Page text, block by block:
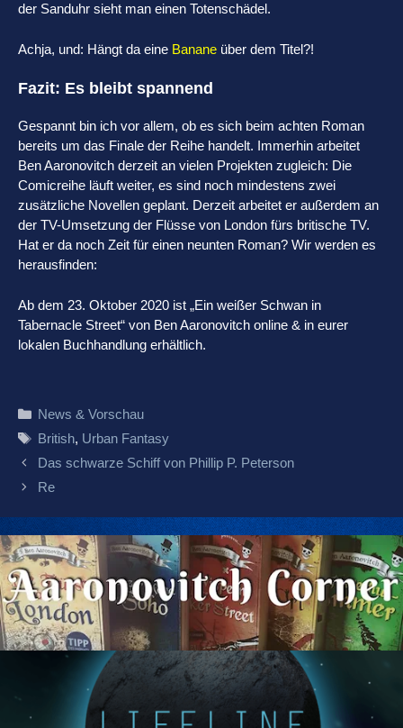
der Sanduhr sieht man einen Totenschädel.
Achja, und: Hängt da eine Banane über dem Titel?!
Fazit: Es bleibt spannend
Gespannt bin ich vor allem, ob es sich beim achten Roman
bereits um das Finale der Reihe handelt. Immerhin arbeitet
Ben Aaronovitch derzeit an vielen Projekten zugleich: Die
Comicreihe läuft weiter, es sind noch mindestens zwei
zusätzliche Novellen geplant. Derzeit arbeitet er außerdem an
der TV-Umsetzung der Flüsse von London fürs britische TV.
Hat er da noch Zeit für einen neunten Roman? Wir werden es
herausfinden:
Ab dem 23. Oktober 2020 ist „Ein weißer Schwan in
Tabernacle Street“ von Ben Aaronovitch online & in eurer
lokalen Buchhandlung erhältlich.
Kategorien
News & Vorschau
Schlagwörter
British, Urban Fantasy
Beitrags-
Navigation
Das schwarze Schiff von Phillip P. Peterson
Re